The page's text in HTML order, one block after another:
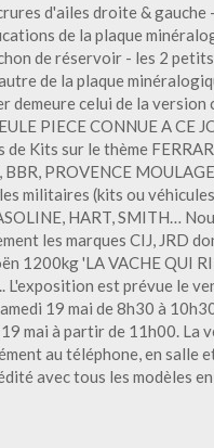
d'ailes droite & gauche
de la plaque
de réservoir - les 2
de la plaque
demeure celui de la version
PIECE CONNUE A CE
Kits sur le thème
BBR, PROVENCE
militaires (kits ou
HART, SMITH…
les marques CIJ, JRD
1200kg 'LA VACHE QUI
L'exposition est prévue le
19 mai de 8h30 à
mai à partir de 11h00. La
au téléphone, en salle
avec tous les modèles en